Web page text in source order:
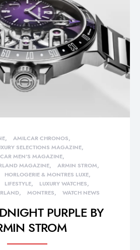
AMILCAR CHRONOS
SELECTIONS MAGAZINE
MEN'S MAGAZINE
MAGAZINE
ARMIN STROM
HORLOGERIE & MONTRES LUXE
LIFESTYLE
LUXURY WATCHES
MONTRES WATCH NEWS
PURPLE BY
STROM